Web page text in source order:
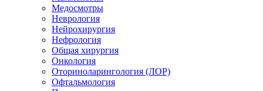
Медосмотры
Неврология
Нейрохирургия
Нефрология
Общая хирургия
Онкология
Оториноларингология (ЛОР)
Офтальмология